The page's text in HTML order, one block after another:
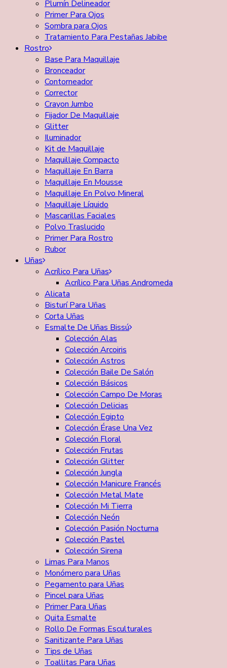
Plumín Delineador
Primer Para Ojos
Sombra para Ojos
Tratamiento Para Pestañas Jabibe
Rostro
Base Para Maquillaje
Bronceador
Contorneador
Corrector
Crayon Jumbo
Fijador De Maquillaje
Glitter
Iluminador
Kit de Maquillaje
Maquillaje Compacto
Maquillaje En Barra
Maquillaje En Mousse
Maquillaje En Polvo Mineral
Maquillaje Líquido
Mascarillas Faciales
Polvo Traslucido
Primer Para Rostro
Rubor
Uñas
Acrílico Para Uñas
Acrílico Para Uñas Andromeda
Alicata
Bisturí Para Uñas
Corta Uñas
Esmalte De Uñas Bissú
Colección Alas
Colección Arcoiris
Colección Astros
Colección Baile De Salón
Colección Básicos
Colección Campo De Moras
Colección Delicias
Colección Egipto
Colección Érase Una Vez
Colección Floral
Colección Frutas
Colección Glitter
Colección Jungla
Colección Manicure Francés
Colección Metal Mate
Colección Mi Tierra
Colección Neón
Colección Pasión Nocturna
Colección Pastel
Colección Sirena
Limas Para Manos
Monómero para Uñas
Pegamento para Uñas
Pincel para Uñas
Primer Para Uñas
Quita Esmalte
Rollo De Formas Esculturales
Sanitizante Para Uñas
Tips de Uñas
Toallitas Para Uñas